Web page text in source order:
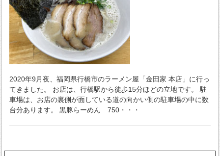
2020年9月夜、福岡県行橋市のラーメン屋「金田家 本店」に行っ
てきました。 お店は、行橋駅から徒歩15分ほどの立地です。 駐
車場は、お店の裏側が面している道の向かい側の駐車場の中に数
台分あります。 黒豚らーめん 750・・・